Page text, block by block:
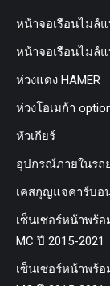
หน้าจอเรือนไมล์แ
หน้าจอเรือนไมล์แ
ห่วงแดง HAMER
ห่วงโอเมก้า
หัวเกียร์
อุปกรณ์ภายในรถ
เคสกุญแจคาร์บอ
เซ็นเซอร์หน้าพร้อ
MC ปี 2015-2021
เซ็นเซอร์หน้าพร้อ